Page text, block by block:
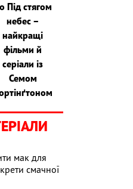
Під стягом
небес –
найкращі
фільми й
серіали із
Семом
мак для
смачної